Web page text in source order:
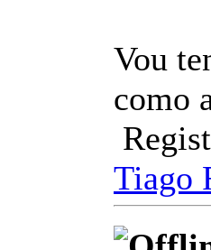
Vou
como
Tiago